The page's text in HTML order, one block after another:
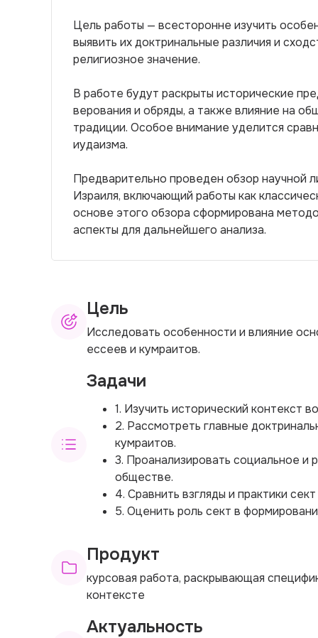
Цель работы — всесторонне изучить
выявить их доктринальные различия и
религиозное значение.
В работе будут раскрыты исторические
верования и обряды, а также влияние на
традиции. Особое внимание уделится
иудаизма.
Предварительно проведен обзор научной
Израиля, включающий работы как
основе этого обзора сформирована
аспекты для дальнейшего анализа.
Цель
Исследовать особенности и влияние
ессеев и кумраитов.
Задачи
1. Изучить исторический контекст
2. Рассмотреть главные
кумраитов.
3. Проанализировать социальное и
обществе.
4. Сравнить взгляды и практики
5. Оценить роль сект в
Продукт
курсовая работа, раскрывающая
контексте
Актуальность